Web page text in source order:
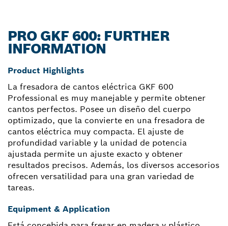
PRO GKF 600: FURTHER
INFORMATION
Product Highlights
La fresadora de cantos eléctrica GKF 600
Professional es muy manejable y permite obtener
cantos perfectos. Posee un diseño del cuerpo
optimizado, que la convierte en una fresadora de
cantos eléctrica muy compacta. El ajuste de
profundidad variable y la unidad de potencia
ajustada permite un ajuste exacto y obtener
resultados precisos. Además, los diversos accesorios
ofrecen versatilidad para una gran variedad de
tareas.
Equipment & Application